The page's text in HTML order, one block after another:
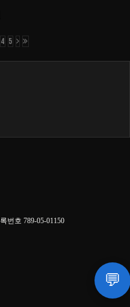
4 5
번호 789-05-01150
💬